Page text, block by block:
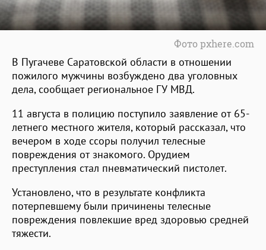
Фото pxhere.com
В Пугачеве Саратовской области в отношении
пожилого мужчины возбуждено два уголовных
дела, сообщает региональное ГУ МВД.
11 августа в полицию поступило заявление от 65-
летнего местного жителя, который рассказал, что
вечером в ходе ссоры получил телесные
повреждения от знакомого. Орудием
преступления стал пневматический пистолет.
Установлено, что в результате конфликта
потерпевшему были причинены телесные
повреждения повлекшие вред здоровью средней
тяжести.